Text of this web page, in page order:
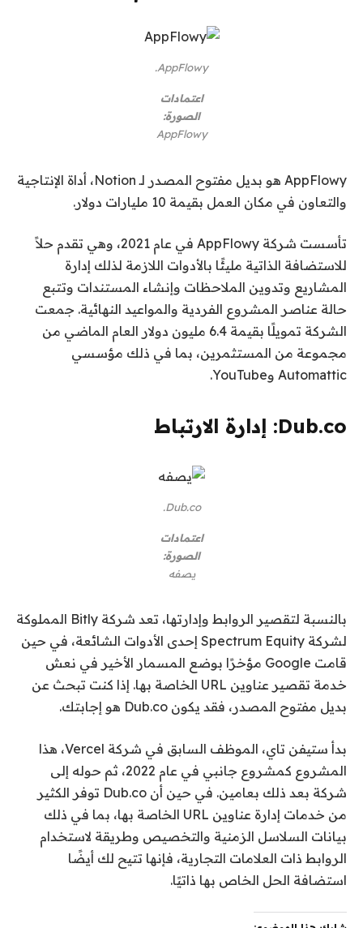
AppFlowy.
اعتمادات
الصورة:
AppFlowy
AppFlowy هو بديل مفتوح المصدر لـ Notion، أداة الإنتاجية
والتعاون في مكان العمل بقيمة 10 مليارات دولار.
تأسست شركة AppFlowy في عام 2021، وهي تقدم حلاً
للاستضافة الذاتية مليئًا بالأدوات اللازمة لذلك إدارة
المشاريع وتدوين الملاحظات وإنشاء المستندات وتتبع
حالة عناصر المشروع الفردية والمواعيد النهائية. جمعت
الشركة تمويلًا بقيمة 6.4 مليون دولار العام الماضي من
مجموعة من المستثمرين، بما في ذلك مؤسسي
Automattic وYouTube.
Dub.co: إدارة الارتباط
Dub.co.
اعتمادات
الصورة:
يصفه
بالنسبة لتقصير الروابط وإدارتها، تعد شركة Bitly المملوكة
لشركة Spectrum Equity إحدى الأدوات الشائعة، في حين
قامت Google مؤخرًا بوضع المسمار الأخير في نعش
خدمة تقصير عناوين URL الخاصة بها. إذا كنت تبحث عن
بديل مفتوح المصدر، فقد يكون Dub.co هو إجابتك.
بدأ ستيفن تاي، الموظف السابق في شركة Vercel، هذا
المشروع كمشروع جانبي في عام 2022، ثم حوله إلى
شركة بعد ذلك بعامين. في حين أن Dub.co توفر الكثير
من خدمات إدارة عناوين URL الخاصة بها، بما في ذلك
بيانات السلاسل الزمنية والتخصيص وطريقة لاستخدام
الروابط ذات العلامات التجارية، فإنها تتيح لك أيضًا
استضافة الحل الخاص بها ذاتيًا.